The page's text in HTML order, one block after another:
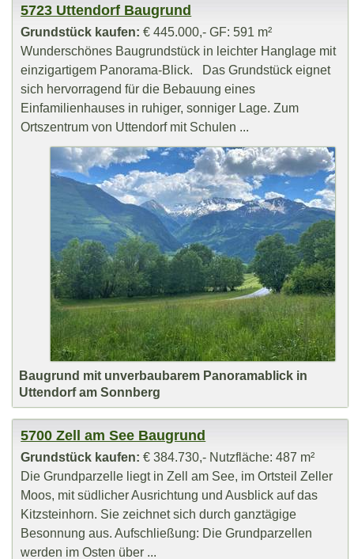
5723 Uttendorf Baugrund
Grundstück kaufen: € 445.000,- GF: 591 m²
Wunderschönes Baugrundstück in leichter Hanglage mit
einzigartigem Panorama-Blick. Das Grundstück eignet
sich hervorragend für die Bebauung eines
Einfamilienhauses in ruhiger, sonniger Lage. Zum
Ortszentrum von Uttendorf mit Schulen ...
Baugrund mit unverbaubarem Panoramablick in
Uttendorf am Sonnberg
5700 Zell am See Baugrund
Grundstück kaufen: € 384.730,- Nutzfläche: 487 m²
Die Grundparzelle liegt in Zell am See, im Ortsteil Zeller
Moos, mit südlicher Ausrichtung und Ausblick auf das
Kitzsteinhorn. Sie zeichnet sich durch ganztägige
Besonnung aus. Aufschließung: Die Grundparzellen
werden im Osten über ...